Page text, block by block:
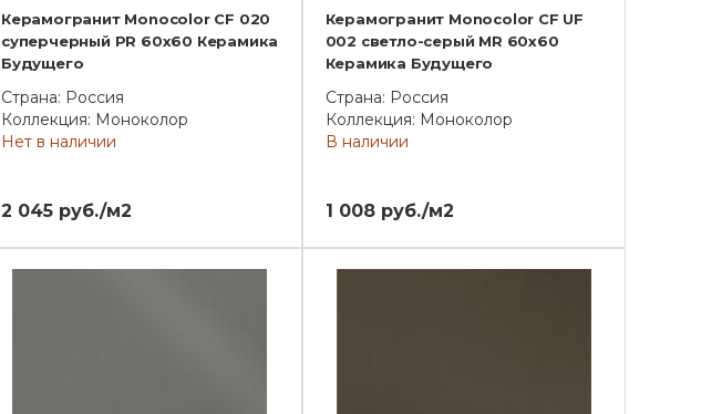
Керамогранит Monocolor CF 020
суперчерный PR 60x60 Керамика
Будущего
Страна: Россия
Коллекция: Моноколор
Нет в наличии
2 045 руб./м2
Керамогранит Monocolor CF UF
002 светло-серый MR 60x60
Керамика Будущего
Страна: Россия
Коллекция: Моноколор
В наличии
1 008 руб./м2